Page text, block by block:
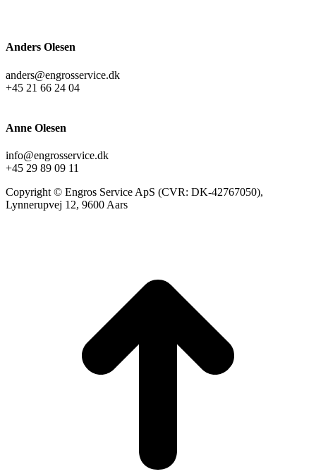
Anders Olesen
anders@engrosservice.dk
+45 21 66 24 04
Anne Olesen
info@engrosservice.dk
+45 29 89 09 11
Copyright © Engros Service ApS (CVR: DK-42767050),
Lynnerupvej 12, 9600 Aars